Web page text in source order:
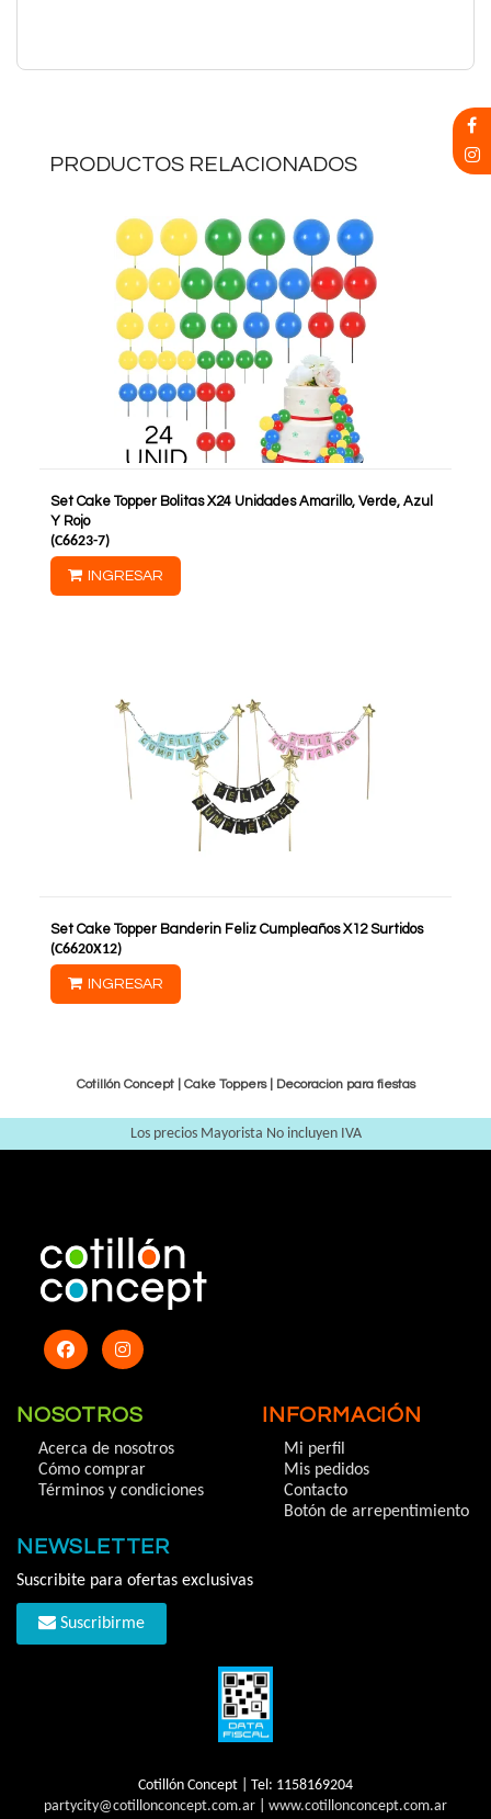
PRODUCTOS RELACIONADOS
Set Cake Topper Bolitas X24 Unidades Amarillo, Verde, Azul
Y Rojo
(C6623-7)
INGRESAR
Set Cake Topper Banderin Feliz Cumpleaños X12 Surtidos
(C6620X12)
INGRESAR
Cotillón Concept | Cake Toppers| Decoracion para fiestas
Los precios Mayorista No incluyen IVA
NOSOTROS
Acerca de nosotros
Cómo comprar
Términos y condiciones
INFORMACIÓN
Mi perfil
Mis pedidos
Contacto
Botón de arrepentimiento
NEWSLETTER
Suscribite para ofertas exclusivas
Suscribirme
Cotillón Concept | Tel: 1158169204
partycity@cotillonconcept.com.ar
www.cotillonconcept.com.ar